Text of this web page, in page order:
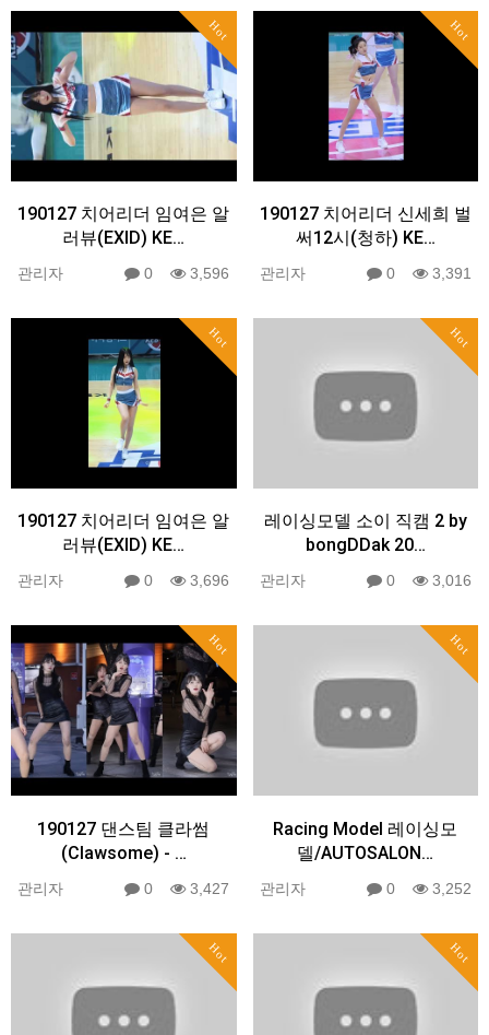
Hot
190127 치어리더 임여은 알
러뷰(EXID) KE…
관리자 0 3,596
Hot
190127 치어리더 신세희 벌
써12시(청하) KE…
관리자 0 3,391
Hot
190127 치어리더 임여은 알
러뷰(EXID) KE…
관리자 0 3,696
Hot
레이싱모델 소이 직캠 2 by
bongDDak 20…
관리자 0 3,016
Hot
190127 댄스팀 클라썸
(Clawsome) - …
관리자 0 3,427
Hot
Racing Model 레이싱모
델/AUTOSALON…
관리자 0 3,252
Hot Hot